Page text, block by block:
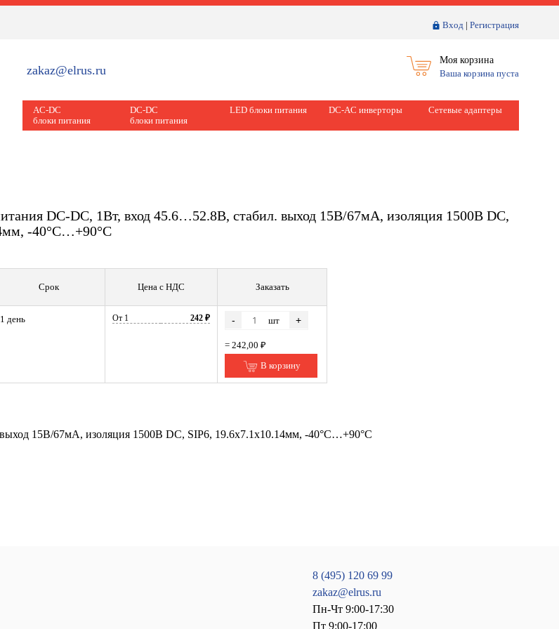
Вход | Регистрация
zakaz@elrus.ru
Моя корзина
Ваша корзина пуста
AC-DC
блоки питания
DC-DC
блоки питания
LED блоки питания DC-AC инверторы Сетевые адаптеры
DC-DC, 1Вт, вход 45.6…52.8В, стабил. выход 15В/67мА, изоляция 1500В DC,
-40°С…+90°С
Срок Цена с НДС Заказать
1 день От 1 242 ₽ - шт +
= 242,00 ₽
В корзину
15В/67мА, изоляция 1500В DC, SIP6, 19.6х7.1х10.14мм, -40°С…+90°С
8 (495) 120 69 99
zakaz@elrus.ru
Пн-Чт 9:00-17:30
Пт 9:00-17:00